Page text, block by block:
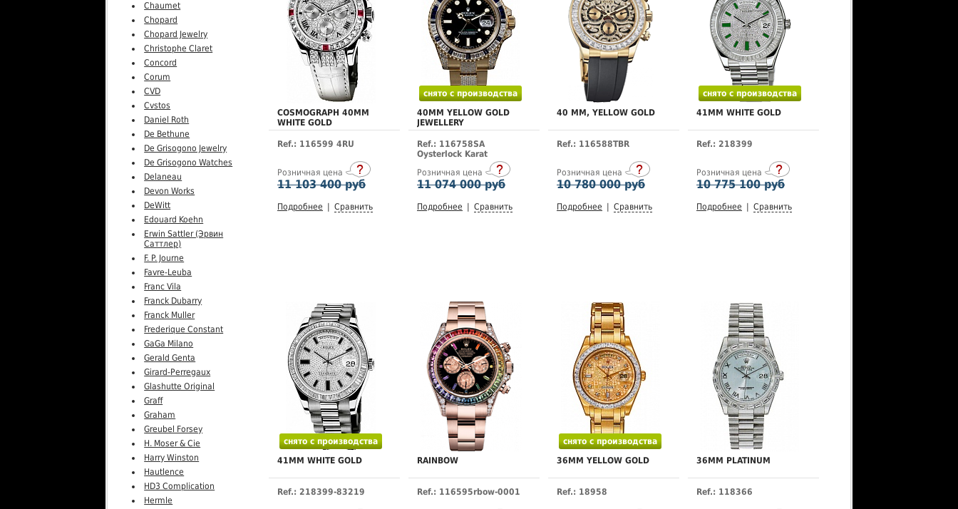
Chaumet
Chopard
Chopard Jewelry
Christophe Claret
Concord
Corum
CVD
Cvstos
Daniel Roth
De Bethune
De Grisogono Jewelry
De Grisogono Watches
Delaneau
Devon Works
DeWitt
Edouard Koehn
Erwin Sattler (Эрвин
Саттлер)
F. P. Journe
Favre-Leuba
Franc Vila
Franck Dubarry
Franck Muller
Frederique Constant
GaGa Milano
Gerald Genta
Girard-Perregaux
Glashutte Original
Graff
Graham
Greubel Forsey
H. Moser & Cie
Harry Winston
Hautlence
HD3 Complication
Hermle
COSMOGRAPH 40MM
WHITE GOLD
Ref.: 116599 4RU
Розничная цена
11 103 400 руб
Подробнее Сравнить
снято с производства
40MM YELLOW GOLD
JEWELLERY
Ref.: 116758SA
Oysterlock Karat
Розничная цена
11 074 000 руб
Подробнее Сравнить
40 MM, YELLOW GOLD
Ref.: 116588TBR
Розничная цена
10 780 000 руб
Подробнее Сравнить
снято с производства
41MM WHITE GOLD
Ref.: 218399
Розничная цена
10 775 100 руб
Подробнее Сравнить
снято с производства
41MM WHITE GOLD
Ref.: 218399-83219
RAINBOW
Ref.: 116595rbow-0001
снято с производства
36MM YELLOW GOLD
Ref.: 18958
36MM PLATINUM
Ref.: 118366